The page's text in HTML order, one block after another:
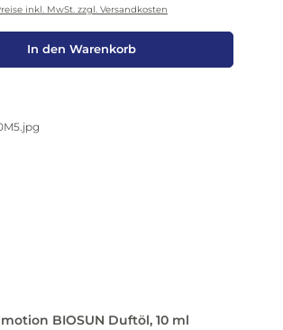
inkl. MwSt. zzgl. Versandkosten
In den Warenkorb
BIOSUN Duftöl, 10 ml